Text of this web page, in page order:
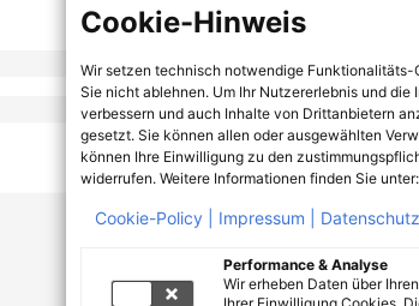
Cookie-Hinweis
Wir setzen technisch notwendige
Sie nicht ablehnen. Um Ihr Nutzererlebnis und
verbessern und auch Inhalte von Drittanbietern
gesetzt. Sie können allen oder ausgewählten
können Ihre Einwilligung zu den
widerrufen. Weitere Informationen finden Sie unter:
Cookie-Policy | Impressum | Datenschutz
Performance & Analyse
Wir erheben Daten über